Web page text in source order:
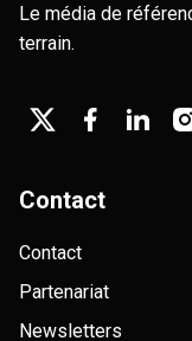
Le média de
terrain.
Contact
Contact
Partenariat
Newsletters